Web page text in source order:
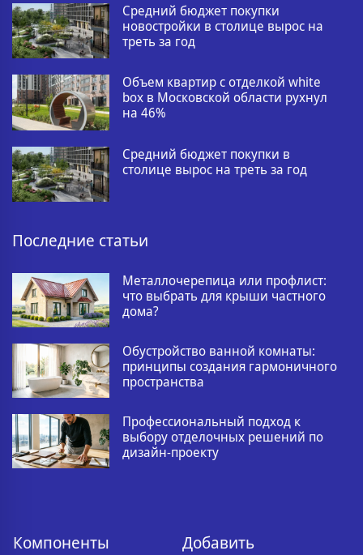
Средний бюджет покупки
новостройки в столице вырос на
треть за год
Объем квартир с отделкой white
box в Московской области рухнул
на 46%
Средний бюджет покупки в
столице вырос на треть за год
Последние статьи
Металлочерепица или профлист:
что выбрать для крыши частного
дома?
Обустройство ванной комнаты:
принципы создания гармоничного
пространства
Профессиональный подход к
выбору отделочных решений по
дизайн-проекту
Компоненты Добавить